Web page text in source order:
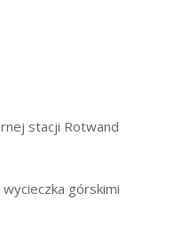
stacji Rotwand
górskimi